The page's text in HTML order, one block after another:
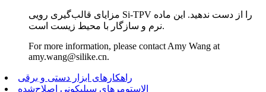
مزایای قالب‌گیری رویی Si-TPV را از دست ندهید. این ماده
نرم و سازگار با محیط زیست است.
For more information, please contact Amy Wang at
amy.wang@silike.cn.
راهکارهای ابزار دستی و برقی
الاستومرهای سیلیکونی اصلاح‌شده